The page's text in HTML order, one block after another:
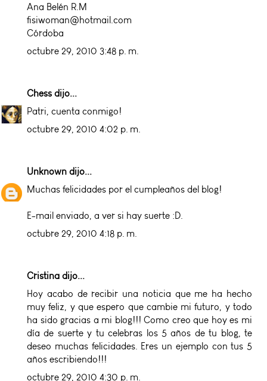
Ana Belén R.M
fisiwoman@hotmail.com
Córdoba
octubre 29, 2010 3:48 p. m.
Chess dijo...
Patri, cuenta conmigo!
octubre 29, 2010 4:02 p. m.
Unknown dijo...
Muchas felicidades por el cumpleaños del blog!
E-mail enviado, a ver si hay suerte :D.
octubre 29, 2010 4:18 p. m.
Cristina dijo...
Hoy acabo de recibir una noticia que me ha hecho
muy feliz, y que espero que cambie mi futuro, y todo
ha sido gracias a mi blog!!! Como creo que hoy es mi
día de suerte y tu celebras los 5 años de tu blog, te
deseo muchas felicidades. Eres un ejemplo con tus 5
años escribiendo!!!
octubre 29, 2010 4:30 p. m.